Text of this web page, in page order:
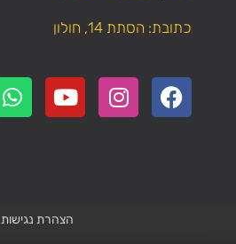
כתובת: הסתת 14, חולון
הצהרת נגישות